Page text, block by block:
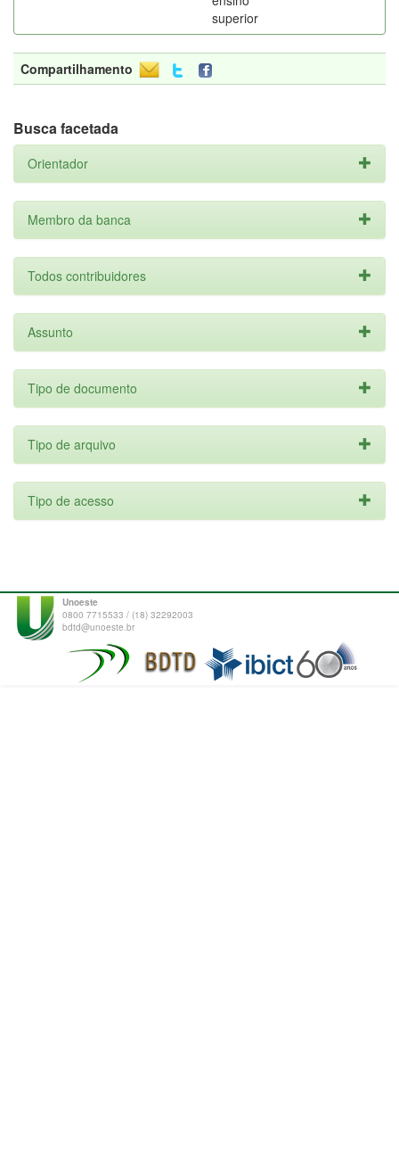
superior
Compartilhamento
Busca facetada
Orientador
Membro da banca
Todos contribuidores
Assunto
Tipo de documento
Tipo de arquivo
Tipo de acesso
Unoeste
0800 7715533 / (18) 32292003
bdtd@unoeste.br